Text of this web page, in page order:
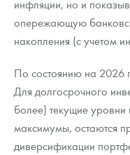
инфляции, но и
опережающую
накопления (с учетом
По состоянию на 2026
Для долгосрочного
более) текущие уровни
максимумы, остаются
диверсификации